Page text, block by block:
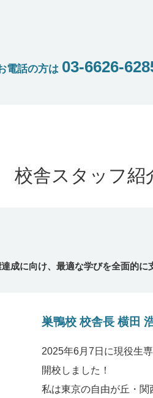
電話の方は 03-6626-
校舎スタッフ紹
成に向け、最適な学びを全面的に
巣鴨校 校舎長 横田
2025年6月7日に現役生
開校しました！
私は東京の自由が丘・